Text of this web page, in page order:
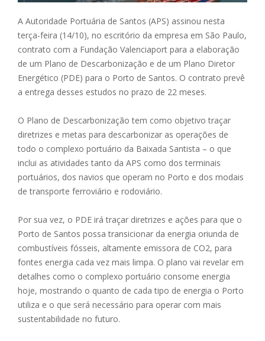
A Autoridade Portuária de Santos (APS) assinou nesta
terça-feira (14/10), no escritório da empresa em São Paulo,
contrato com a Fundação Valenciaport para a elaboração
de um Plano de Descarbonização e de um Plano Diretor
Energético (PDE) para o Porto de Santos. O contrato prevê
a entrega desses estudos no prazo de 22 meses.
O Plano de Descarbonização tem como objetivo traçar
diretrizes e metas para descarbonizar as operações de
todo o complexo portuário da Baixada Santista – o que
inclui as atividades tanto da APS como dos terminais
portuários, dos navios que operam no Porto e dos modais
de transporte ferroviário e rodoviário.
Por sua vez, o PDE irá traçar diretrizes e ações para que o
Porto de Santos possa transicionar da energia oriunda de
combustíveis fósseis, altamente emissora de CO2, para
fontes energia cada vez mais limpa. O plano vai revelar em
detalhes como o complexo portuário consome energia
hoje, mostrando o quanto de cada tipo de energia o Porto
utiliza e o que será necessário para operar com mais
sustentabilidade no futuro.